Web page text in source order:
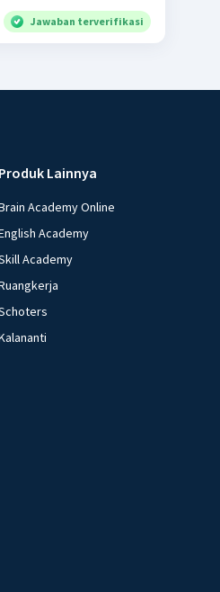
Jawaban terverifikasi
Produk Lainnya
Academy Online
Academy
Academy